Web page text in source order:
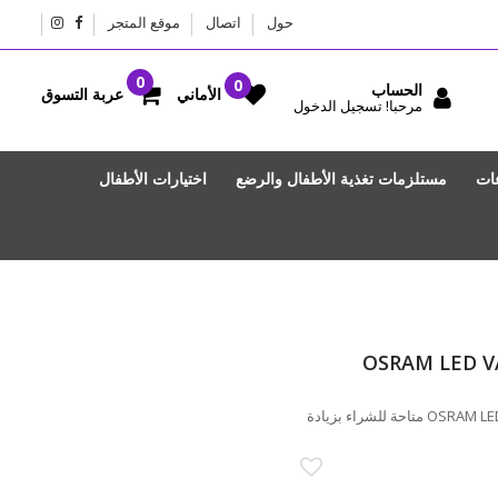
حول اتصال موقع المتجر
مستلزمات تغذية الأطفال والرضع اختيارات الأطفال
الحساب
مرحبا! تسجيل الدخول
الأماني عربة التسوق
OSRAM LED
OSRAM LED VALUE STICK 10W B22 6500 K DAYLIGHT متاحة للشراء بزيادة